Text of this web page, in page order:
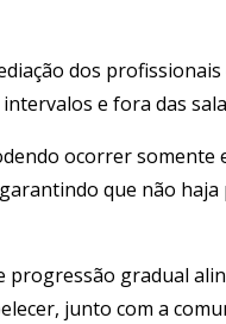
dos profissionais
e fora das
ocorrer somente
que não
gradual
junto com a